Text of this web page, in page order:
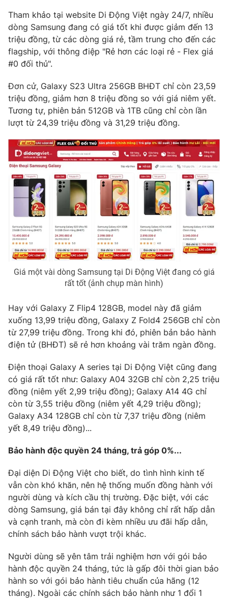
VTV Sức khoẻ Bất động sản
Thị trường 24h Tấm lòng Việt
VTV4 Vươn mình bằng AI
VTV9 VTV8
Liên hệ tòa soạn English
THỜI BÁO VTV
Theo dõi báo trên
Cơ quan chủ quản:Đài Truyền hình Việt Nam
Cơ quan báo chí:Thời báo VTV
cấp ngày 29/12/2023
Tổng Biên tập: Vũ Thanh Thủy
Phó Tổng Biên tập:
Nguyễn Thị Mỹ Hạnh, Phạm Quốc Thắng,
Nguyễn Trọng Ninh
Tổng đài VTV:024.38 355 931 - 024.38 355 932
Ðiện thoại Thời báo VTV:024.66 897 897
Email: toasoan@vtv.vn
Liên hệ quảng cáo: 024-7300.7108
thuận bằng văn bản. Ghi rõ nguồn VTV.vn khi phát hành lại
thông tin từ website này.
Tham khảo tại website Di Động Việt ngày 24/7, nhiều
dòng Samsung đang có giá tốt khi được giảm đến 13
triệu đồng, từ các dòng giá rẻ, tầm trung cho đến các
flagship, với thông điệp "Rẻ hơn các loại rẻ - Flex giá
#0 đối thủ".
Đơn cử, Galaxy S23 Ultra 256GB BHĐT chỉ còn 23,59
triệu đồng, giảm hơn 8 triệu đồng so với giá niêm yết.
Tương tự, phiên bản 512GB và 1TB cũng chỉ còn lần
lượt từ 24,39 triệu đồng và 31,29 triệu đồng.
Giá một vài dòng Samsung tại Di Động Việt đang có giá
rất tốt (ảnh chụp màn hình)
Hay với Galaxy Z Flip4 128GB, model này đã giảm
xuống 13,99 triệu đồng, Galaxy Z Fold4 256GB chỉ còn
từ 27,99 triệu đồng. Trong khi đó, phiên bản bảo hành
điện tử (BHĐT) sẽ rẻ hơn khoảng vài trăm ngàn đồng.
Điện thoại Galaxy A series tại Di Động Việt cũng đang
có giá rất tốt như: Galaxy A04 32GB chỉ còn 2,25 triệu
đồng (niêm yết 2,99 triệu đồng); Galaxy A14 4G chỉ
còn từ 3,55 triệu đồng (niêm yết 4,29 triệu đồng);
Galaxy A34 128GB chỉ còn từ 7,37 triệu đồng (niêm
yết 8,49 triệu đồng)...
Bảo hành độc quyền 24 tháng, trả góp 0%...
Đại diện Di Động Việt cho biết, do tình hình kinh tế
vẫn còn khó khăn, nên hệ thống muốn đồng hành với
người dùng và kích cầu thị trường. Đặc biệt, với các
dòng Samsung, giá bán tại đây không chỉ rất hấp dẫn
và cạnh tranh, mà còn đi kèm nhiều ưu đãi hấp dẫn,
chính sách bảo hành vượt trội khác.
Người dùng sẽ yên tâm trải nghiệm hơn với gói bảo
hành độc quyền 24 tháng, tức là gấp đôi thời gian bảo
hành so với gói bảo hành tiêu chuẩn của hãng (12
tháng). Ngoài các chính sách bảo hành như 1 đổi 1